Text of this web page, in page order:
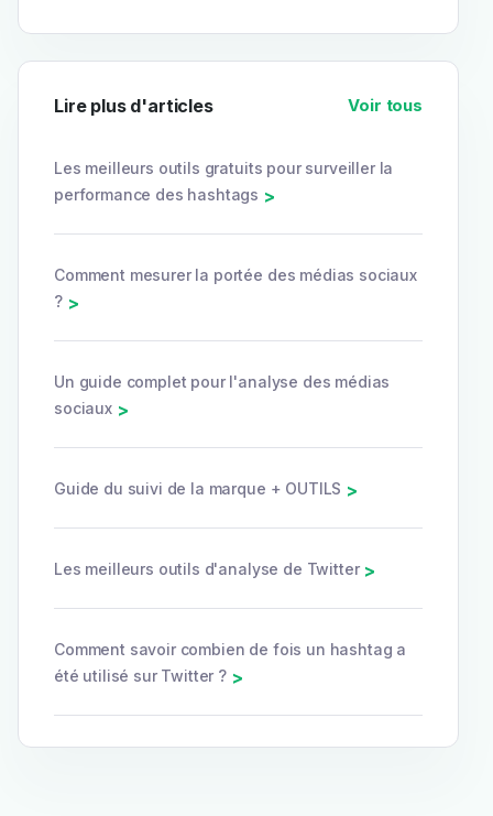
Lire plus d'articles Voir tous
Les meilleurs outils gratuits pour surveiller la
performance des hashtags >
Comment mesurer la portée des médias sociaux
? >
Un guide complet pour l'analyse des médias
sociaux >
Guide du suivi de la marque + OUTILS >
Les meilleurs outils d'analyse de Twitter >
Comment savoir combien de fois un hashtag a
été utilisé sur Twitter ? >